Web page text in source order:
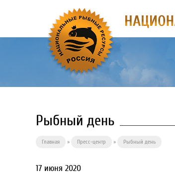
Рыбный день
Главная » Пресс-центр » Рыбный день
17 июня 2020